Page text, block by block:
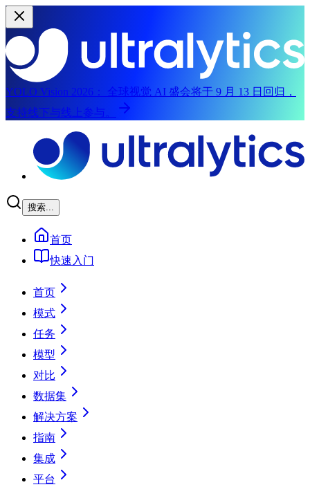
YOLO Vision 2026：
全球视觉 AI 盛会将于 9 月 13 日回归，
支持线下与线上参与。
搜索...
首页
快速入门
首页
模式
任务
模型
对比
数据集
解决方案
指南
集成
平台